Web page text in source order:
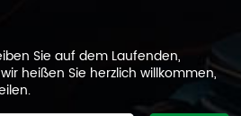
Sie auf dem Laufenden,
heißen Sie herzlich willkommen,